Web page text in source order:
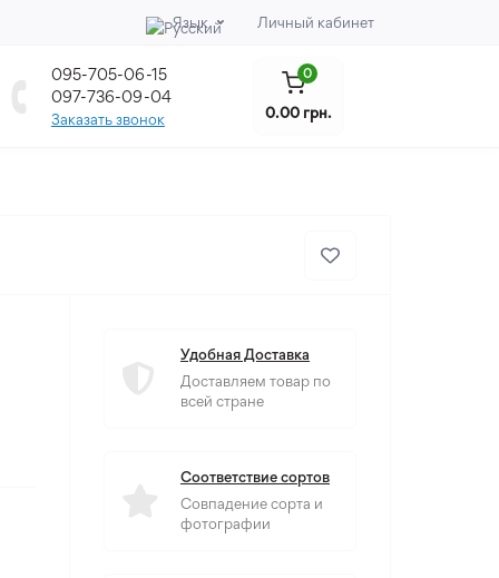
Язык Личный кабинет
095-705-06-15
097-736-09-04
Заказать звонок
0
0.00 грн.
Удобная Доставка
Доставляем товар по
всей стране
Соответствие сортов
Совпадение сорта и
фотографии